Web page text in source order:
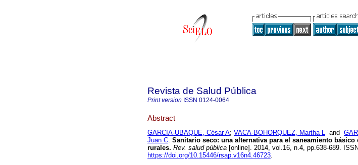
Revista de Salud Pública
Print version ISSN 0124-0064
Abstract
GARCIA-UBAQUE, César A; VACA-BOHORQUEZ, Martha L and
Juan C. Sanitario seco: una alternativa para el saneamiento básico
rurales. Rev. salud pública [online]. 2014, vol.16, n.4, pp.638-689.
https://doi.org/10.15446/rsap.v16n4.46723.